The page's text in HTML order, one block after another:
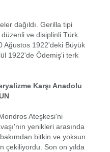
dağıldı. Gerilla tipi
ve disiplinli Türk
Ağustos 1922'deki Büyük
1922'de Ödemiş'i terk
Karşı Anadolu
Ateşkesi'ni
yenikleri arasında
bitkin ve yoksun
çekiliyordu. Son on yılda